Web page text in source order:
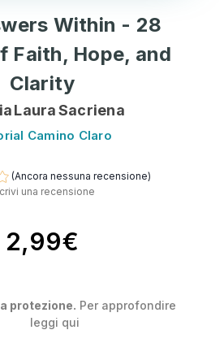
Within - 28
Faith, Hope, and
Clarity
Laura Sacriena
Camino Claro
(Ancora nessuna recensione)
una recensione
2,99€
protezione. Per approfondire
leggi qui